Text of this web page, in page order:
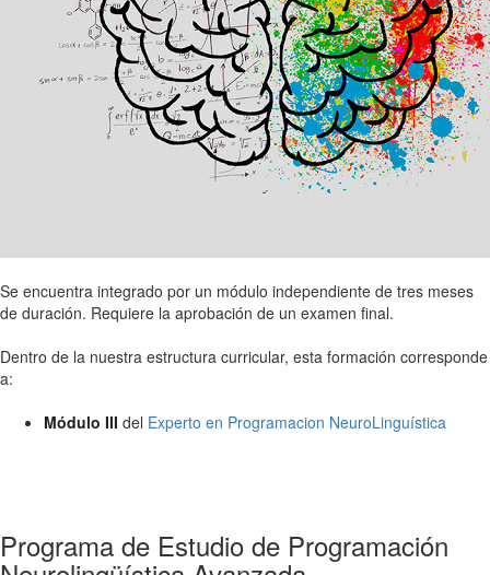
Se encuentra integrado por un módulo independiente de tres meses
de duración. Requiere la aprobación de un examen final.
Dentro de la nuestra estructura curricular, esta formación corresponde
a:
Módulo III del Experto en Programacion NeuroLinguística
Programa de Estudio de Programación